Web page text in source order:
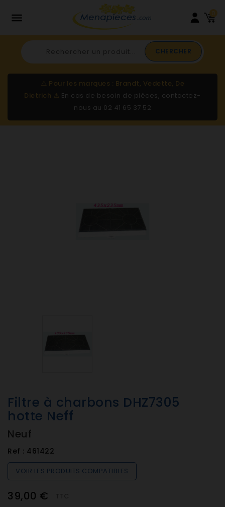
 0
CHERCHER
⚠️ Pour les marques : Brandt, Vedette, De
Dietrich ⚠️ En cas de besoin de pièces, contactez-
nous au 02 41 65 37 52
Filtre à charbons DHZ7305
hotte Neff
Neuf
Ref : 461422
VOIR LES PRODUITS COMPATIBLES
39,00 €